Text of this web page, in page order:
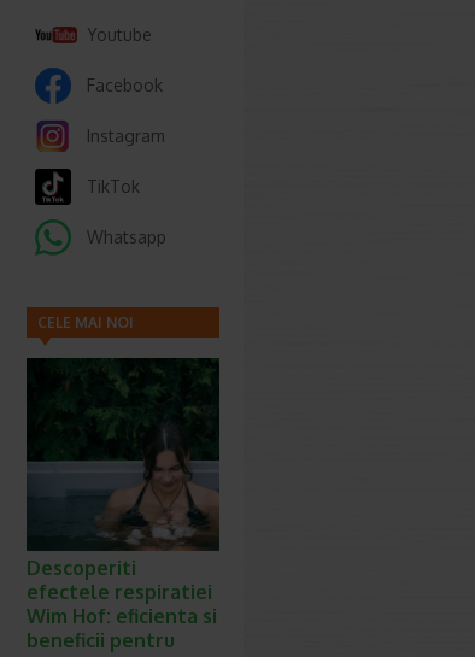
Youtube
Facebook
Instagram
TikTok
Whatsapp
CELE MAI NOI
Descoperiti
efectele respiratiei
Wim Hof: eficienta si
beneficii pentru